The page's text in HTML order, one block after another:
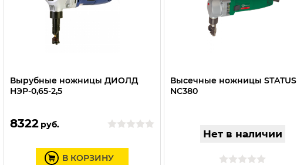
Вырубные ножницы ДИОЛД
НЭР-0,65-2,5
8322 руб.
В КОРЗИНУ
Высечные ножницы STATUS
NC380
Нет в наличии